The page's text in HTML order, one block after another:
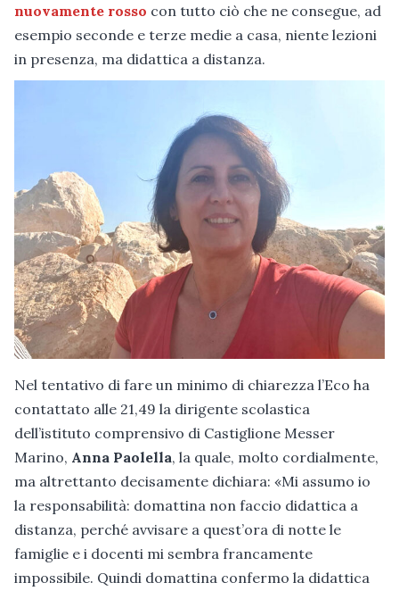
nuovamente rosso con tutto ciò che ne consegue, ad
esempio seconde e terze medie a casa, niente lezioni
in presenza, ma didattica a distanza.
Nel tentativo di fare un minimo di chiarezza l’Eco ha
contattato alle 21,49 la dirigente scolastica
dell’istituto comprensivo di Castiglione Messer
Marino, Anna Paolella, la quale, molto cordialmente,
ma altrettanto decisamente dichiara: «Mi assumo io
la responsabilità: domattina non faccio didattica a
distanza, perché avvisare a quest’ora di notte le
famiglie e i docenti mi sembra francamente
impossibile. Quindi domattina confermo la didattica